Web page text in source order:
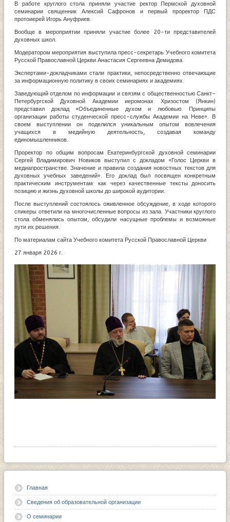
В работе круглого стола приняли участие ректор Пермской духовной
семинарии священник Алексий Сафронов и первый проректор ПДС
протоиерей Игорь Ануфриев.
Вообще в мероприятии приняли участие более 20-ти представителей
духовных школ.
Модератором мероприятия выступила пресс-секретарь Учебного комитета
Русской Православной Церкви Анастасия Сергеевна Демидова.
Экспертами-докладчиками стали практики, непосредственно отвечающие
за информационную политику в своих семинариях и академиях.
Заведующий отделом по информации и связям с общественностью Санкт-
Петербургской Духовной Академии иеромонах Хризостом (Янкин)
представил доклад «Объединенные духом и любовью. Принципы
организации работы студенческой пресс-службы Академии на Неве». В
своем выступлении он поделился уникальным опытом вовлечения
учащихся в медийную деятельность, создавая команду
единомышленников.
Проректор по общим вопросам Екатеринбургской духовной семинарии
Сергей Владимирович Новиков выступил с докладом «Голос Церкви в
медиапространстве. Значение и правила создания новостных текстов для
духовных учебных заведений». Его доклад был посвящен конкретным
практическим инструментам: как через качественные тексты доносить
позицию и жизнь духовной школы до широкой аудитории.
После выступлений состоялось оживленное обсуждение, в ходе которого
спикеры ответили на многочисленные вопросы из зала. Участники круглого
стола обменялись опытом, обсудили насущные проблемы и возможные
пути их решения.
По материалам сайта Учебного комитета Русской Православной Церкви
27 января 2026 г.
Главная
Сведения об образовательной организации
О семинарии